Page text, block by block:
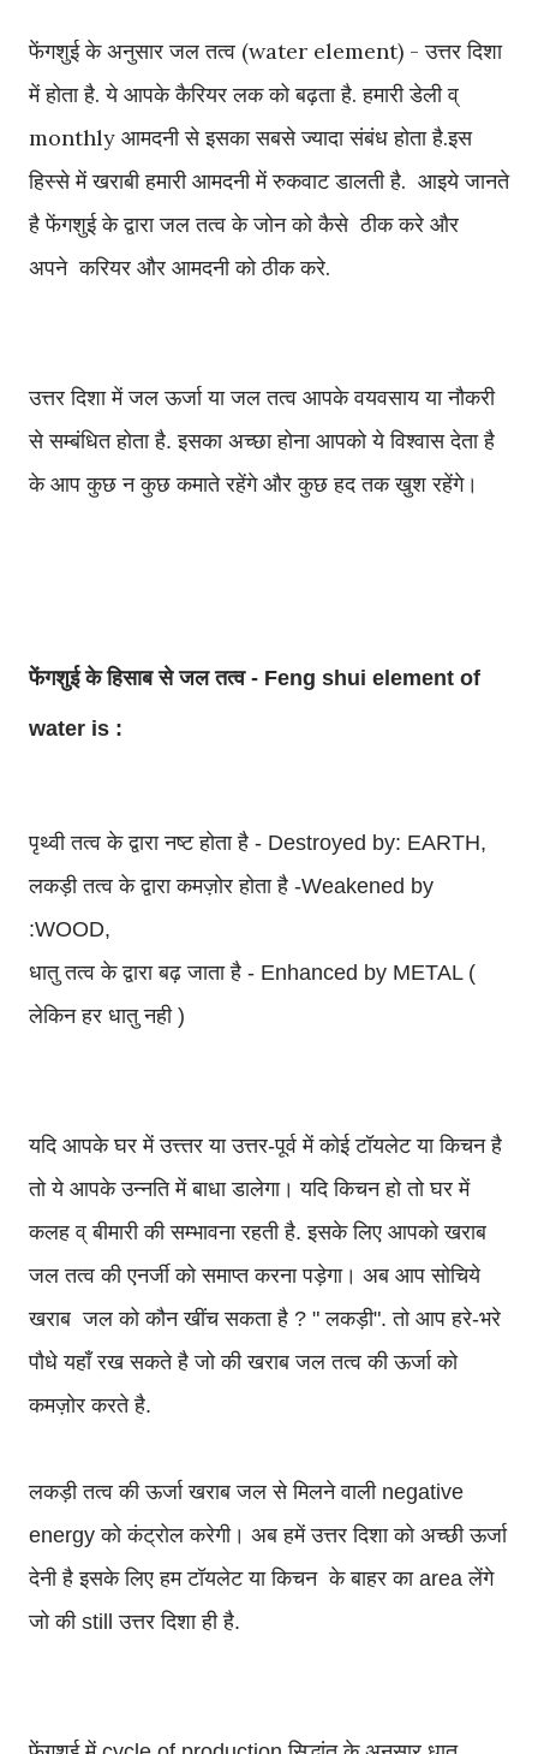
फेंगशुई के अनुसार जल तत्व (water element) - उत्तर दिशा
में होता है. ये आपके कैरियर लक को बढ़ता है. हमारी डेली व्
monthly आमदनी से इसका सबसे ज्यादा संबंध होता है.इस
हिस्से में खराबी हमारी आमदनी में रुकवाट डालती है. आइये जानते
है फेंगशुई के द्वारा जल तत्व के जोन को कैसे ठीक करे और
अपने करियर और आमदनी को ठीक करे.
उत्तर दिशा में जल ऊर्जा या जल तत्व आपके वयवसाय या नौकरी
से सम्बंधित होता है. इसका अच्छा होना आपको ये विश्वास देता है
के आप कुछ न कुछ कमाते रहेंगे और कुछ हद तक खुश रहेंगे।
फेंगशुई के हिसाब से जल तत्व - Feng shui element of
water is :
पृथ्वी तत्व के द्वारा नष्ट होता है - Destroyed by: EARTH,
लकड़ी तत्व के द्वारा कमज़ोर होता है -Weakened by
:WOOD,
धातु तत्व के द्वारा बढ़ जाता है - Enhanced by METAL (
लेकिन हर धातु नही )
यदि आपके घर में उत्त्तर या उत्तर-पूर्व में कोई टॉयलेट या किचन है
तो ये आपके उन्नति में बाधा डालेगा। यदि किचन हो तो घर में
कलह व् बीमारी की सम्भावना रहती है. इसके लिए आपको खराब
जल तत्व की एनर्जी को समाप्त करना पड़ेगा। अब आप सोचिये
खराब जल को कौन खींच सकता है ? " लकड़ी". तो आप हरे-भरे
पौधे यहाँ रख सकते है जो की खराब जल तत्व की ऊर्जा को
कमज़ोर करते है.
लकड़ी तत्व की ऊर्जा खराब जल से मिलने वाली negative
energy को कंट्रोल करेगी। अब हमें उत्तर दिशा को अच्छी ऊर्जा
देनी है इसके लिए हम टॉयलेट या किचन के बाहर का area लेंगे
जो की still उत्तर दिशा ही है.